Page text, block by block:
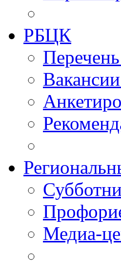
РБЦК
Медиа-